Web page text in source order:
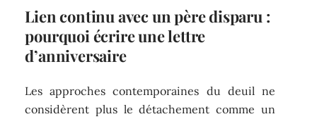
Lien continu avec un père disparu :
pourquoi écrire une lettre
d’anniversaire
Les approches contemporaines du deuil ne
considèrent plus le détachement comme un